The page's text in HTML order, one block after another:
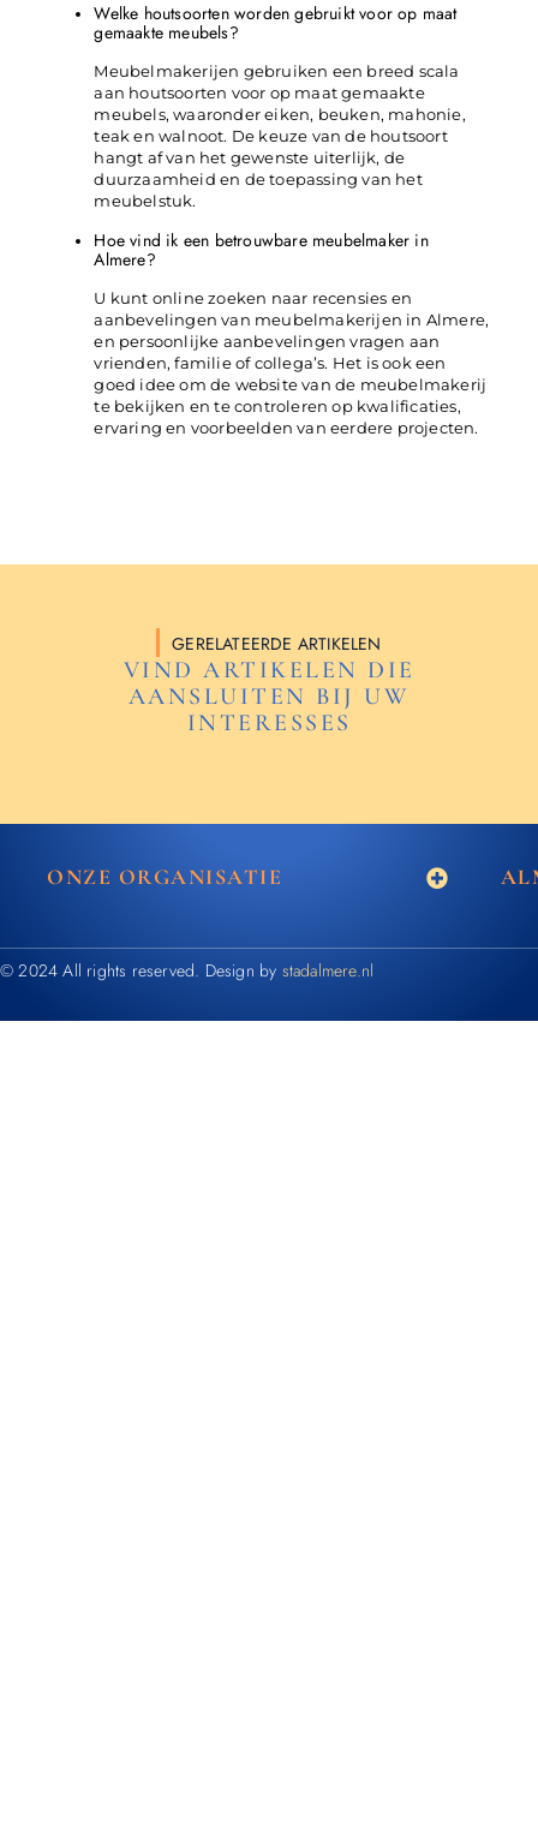
Welke houtsoorten worden gebruikt voor op maat
gemaakte meubels?
Meubelmakerijen gebruiken een breed scala
aan houtsoorten voor op maat gemaakte
meubels, waaronder eiken, beuken, mahonie,
teak en walnoot. De keuze van de houtsoort
hangt af van het gewenste uiterlijk, de
duurzaamheid en de toepassing van het
meubelstuk.
Hoe vind ik een betrouwbare meubelmaker in
Almere?
U kunt online zoeken naar recensies en
aanbevelingen van meubelmakerijen in Almere,
en persoonlijke aanbevelingen vragen aan
vrienden, familie of collega’s. Het is ook een
goed idee om de website van de meubelmakerij
te bekijken en te controleren op kwalificaties,
ervaring en voorbeelden van eerdere projecten.
GERELATEERDE ARTIKELEN
VIND ARTIKELEN DIE
AANSLUITEN BIJ UW
INTERESSES
ONZE ORGANISATIE
© 2024 All rights reserved. Design by stadalmere.nl